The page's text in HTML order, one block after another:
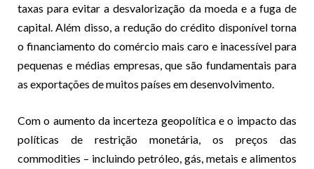
taxas para evitar a desvalorização da moeda e a fuga de
capital. Além disso, a redução do crédito disponível torna
o financiamento do comércio mais caro e inacessível para
pequenas e médias empresas, que são fundamentais para
as exportações de muitos países em desenvolvimento.
Com o aumento da incerteza geopolítica e o impacto das
políticas de restrição monetária, os preços das
commodities – incluindo petróleo, gás, metais e alimentos